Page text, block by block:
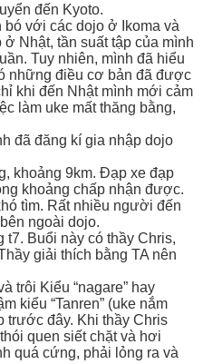
đến Kyoto.
với các dojo ở Ikoma và
Nhật, tần suất tập của mình
Tuy nhiên, mình đã hiểu
những điều cơ bản đã được
khi đến Nhật mình mới cảm
làm uke mất thăng bằng,
đã đăng kí gia nhập dojo
khoảng 9km. Đạp xe đạp
khoảng chấp nhận được.
tìm. Rất nhiều người đến
ngoài dojo.
t7. Buổi này có thầy Chris,
giải thích bằng TA nên
trôi Kiểu “nagare” hay
kiểu “Tanren” (uke nắm
trước đây. Khi thầy Chris
quen siết chặt và hơi
quá cứng, phải lỏng ra và